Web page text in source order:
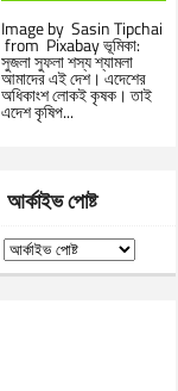
Image by Sasin Tipchai
from Pixabay ভূমিকা:
সুজলা সুফলা শস্য শ্যামলা
আমাদের এই দেশ। এদেশের
অধিকাংশ লোকই কৃষক। তাই
এদেশ কৃষিপ...
আর্কাইভ পোষ্ট